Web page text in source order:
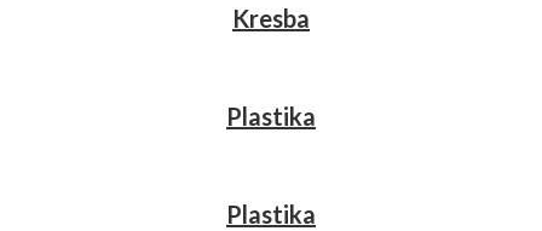
Kresba
Plastika
Plastika